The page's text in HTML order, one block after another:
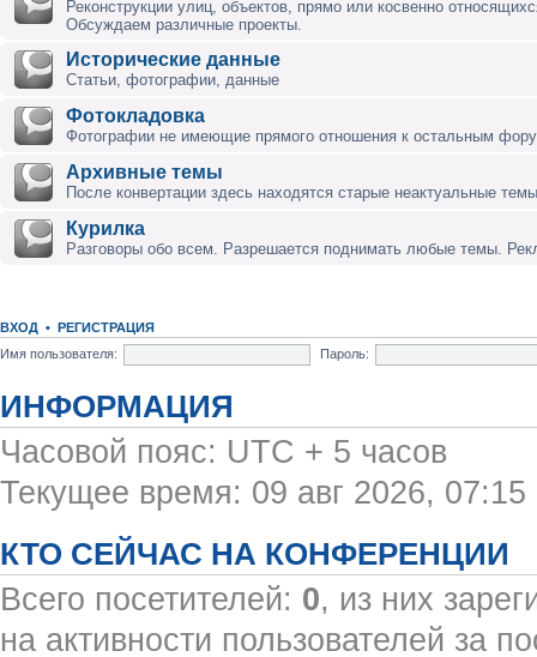
Реконструкции улиц, объектов, прямо или косвенно
Обсуждаем различные проекты.
Исторические данные
Статьи, фотографии, данные
Фотокладовка
Фотографии не имеющие прямого отношения к остальным
Архивные темы
После конвертации здесь находятся старые неактуальные
Курилка
Разговоры обо всем. Разрешается поднимать любые темы.
ВХОД • РЕГИСТРАЦИЯ
Имя пользователя:
Пароль:
ИНФОРМАЦИЯ
Часовой пояс: UTC + 5 часов
Текущее время: 09 авг 2026, 07:15
КТО СЕЙЧАС НА КОНФЕРЕНЦИИ
Всего посетителей: 0, из них
на активности пользователей за